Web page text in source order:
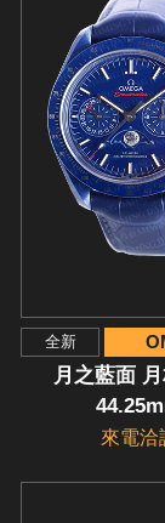
全新
月之藍面
來電洽